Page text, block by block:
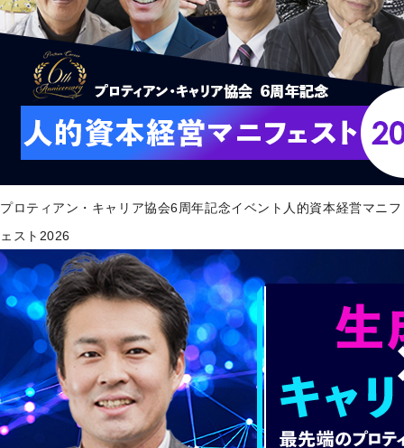
プロティアン・キャリア協会6周年記念イベント人的資本経営マニフ
ェスト2026